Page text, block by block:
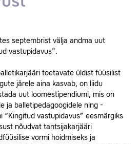
septembrist välja andma uut
vastupidavus".
toetavate üldist füüsilist
järele aina kasvab, on liidu
uut loomestipendiumi, mis on
ja balletipedagoogidele ning -
“Kingitud vastupidavus” eesmärgiks
nõudvat tantsijakarjääri
vormi hoidmiseks ja